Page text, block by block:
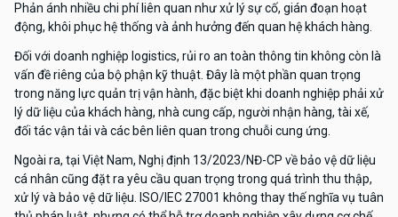
Phản ánh nhiều chi phí liên quan như xử lý sự cố, gián đoạn hoạt
động, khôi phục hệ thống và ảnh hưởng đến quan hệ khách hàng.
Đối với doanh nghiệp logistics, rủi ro an toàn thông tin không còn là
vấn đề riêng của bộ phận kỹ thuật. Đây là một phần quan trọng
trong năng lực quản trị vận hành, đặc biệt khi doanh nghiệp phải xử
lý dữ liệu của khách hàng, nhà cung cấp, người nhận hàng, tài xế,
đối tác vận tải và các bên liên quan trong chuỗi cung ứng.
Ngoài ra, tại Việt Nam, Nghị định 13/2023/NĐ-CP về bảo vệ dữ liệu
cá nhân cũng đặt ra yêu cầu quan trọng trong quá trình thu thập,
xử lý và bảo vệ dữ liệu. ISO/IEC 27001 không thay thế nghĩa vụ tuân